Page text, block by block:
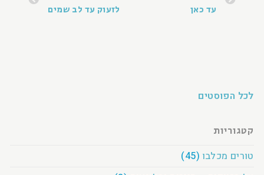
לכל הפוסטים
קטגוריות
טורים מכלבו (45)
עד כאן
לזעוק עד לב שמים